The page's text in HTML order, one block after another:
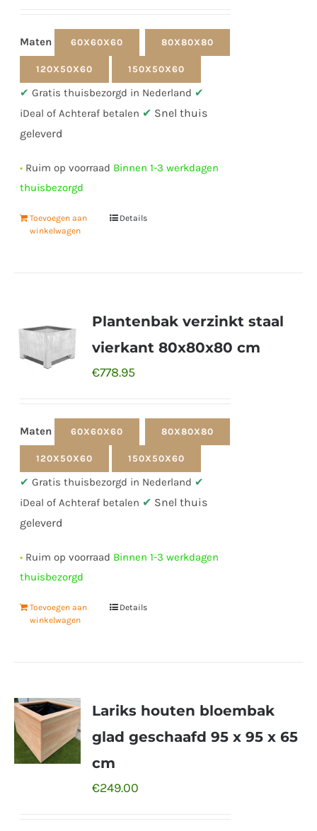
Maten 60X60X60 80X80X80
120X50X60 150X50X60
✔ Gratis thuisbezorgd in Nederland ✔
iDeal of Achteraf betalen ✔ Snel thuis
geleverd
• Ruim op voorraad Binnen 1-3 werkdagen
thuisbezorgd
Toevoegen aan
winkelwagen
Details
Plantenbak verzinkt staal
vierkant 80x80x80 cm
€778.95
Maten 60X60X60 80X80X80
120X50X60 150X50X60
✔ Gratis thuisbezorgd in Nederland ✔
iDeal of Achteraf betalen ✔ Snel thuis
geleverd
• Ruim op voorraad Binnen 1-3 werkdagen
thuisbezorgd
Toevoegen aan
winkelwagen
Details
Lariks houten bloembak
glad geschaafd 95 x 95 x 65
cm
€249.00